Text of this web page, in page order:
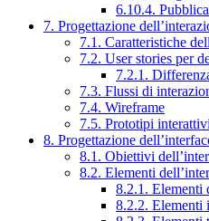
6.10.4.
7. Progettazione
7.1. Caratteristiche
7.2. User stories per
7.2.1.
7.3. Flussi di
7.4. Wireframe
7.5. Prototipi interattivi
8. Progettazione
8.1. Obiettivi
8.2. Elementi
8.2.1. Elementi
8.2.2. Elementi